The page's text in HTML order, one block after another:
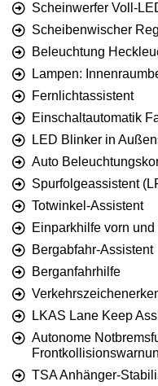
Scheinwerfer Voll-
Scheibenwischer
Beleuchtung
Lampen:
Fernlichtassistent
Einschaltautomatik
LED Blinker in
Auto
Spurfolgeassistent
Totwinkel-Assistent
Einparkhilfe vorn und
Bergabfahr-Assistent
Berganfahrhilfe
LKAS Lane Keep
Autonome
TSA Anhänger-